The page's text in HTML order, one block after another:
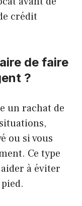
crédit
de faire
?
un rachat de
ou si vous
Ce type
à éviter